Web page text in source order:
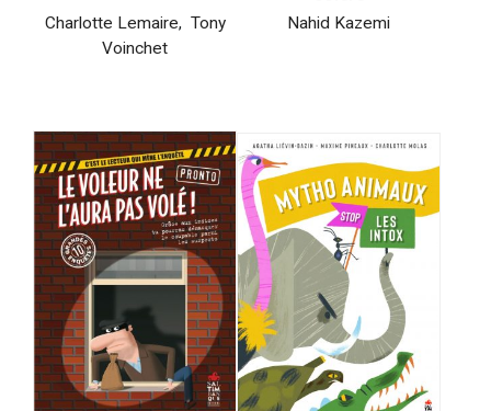
Charlotte Lemaire, Tony
Voinchet
Nahid Kazemi